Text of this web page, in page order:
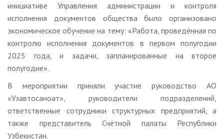
инициативе Управления администрации и контроля
исполнения документов общества было организовано
экономическое обучение на тему: «Работа, проведённая по
контролю исполнения документов в первом полугодии
2025 года, и задачи, запланированные на второе
полугодие».
В мероприятии приняли участие руководство АО
«Узавтосаноат», руководители подразделений,
ответственные сотрудники структурных предприятий, а
также представитель Счётной палаты Республики
Узбекистан.